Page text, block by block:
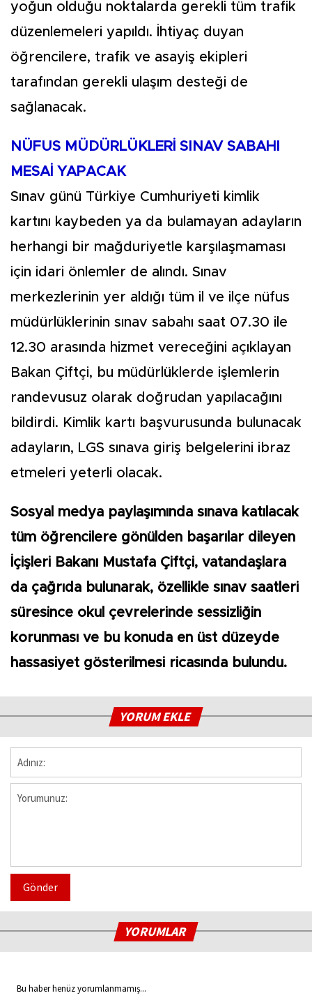
yoğun olduğu noktalarda gerekli tüm trafik
düzenlemeleri yapıldı. İhtiyaç duyan
öğrencilere, trafik ve asayiş ekipleri
tarafından gerekli ulaşım desteği de
sağlanacak.
NÜFUS MÜDÜRLÜKLERİ SINAV SABAHI
MESAİ YAPACAK
Sınav günü Türkiye Cumhuriyeti kimlik
kartını kaybeden ya da bulamayan adayların
herhangi bir mağduriyetle karşılaşmaması
için idari önlemler de alındı. Sınav
merkezlerinin yer aldığı tüm il ve ilçe nüfus
müdürlüklerinin sınav sabahı saat 07.30 ile
12.30 arasında hizmet vereceğini açıklayan
Bakan Çiftçi, bu müdürlüklerde işlemlerin
randevusuz olarak doğrudan yapılacağını
bildirdi. Kimlik kartı başvurusunda bulunacak
adayların, LGS sınava giriş belgelerini ibraz
etmeleri yeterli olacak.
Sosyal medya paylaşımında sınava katılacak
tüm öğrencilere gönülden başarılar dileyen
İçişleri Bakanı Mustafa Çiftçi, vatandaşlara
da çağrıda bulunarak, özellikle sınav saatleri
süresince okul çevrelerinde sessizliğin
korunması ve bu konuda en üst düzeyde
hassasiyet gösterilmesi ricasında bulundu.
YORUM EKLE
Gönder
YORUMLAR
Bu haber henüz yorumlanmamış...